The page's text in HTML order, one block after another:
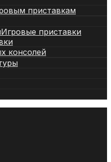
приставкам
Игровые приставки
консолей